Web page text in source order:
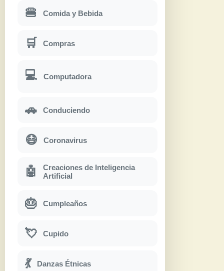
🍔 Comida y Bebida
🛒 Compras
💻 Computadora
🚗 Conduciendo
😷 Coronavirus
🤖
Creaciones de Inteligencia
Artificial
🎂 Cumpleaños
💘 Cupido
💃 Danzas Étnicas